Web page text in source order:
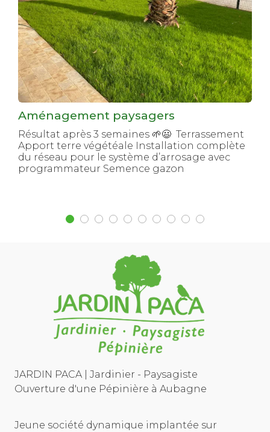
Aménagement paysagers
Résultat après 3 semaines 🌱😃 Terrassement
Apport terre végétéale Installation complète
du réseau pour le système d’arrosage avec
programmateur Semence gazon
JARDIN PACA | Jardinier - Paysagiste
Ouverture d'une Pépinière à Aubagne
Jeune société dynamique implantée sur